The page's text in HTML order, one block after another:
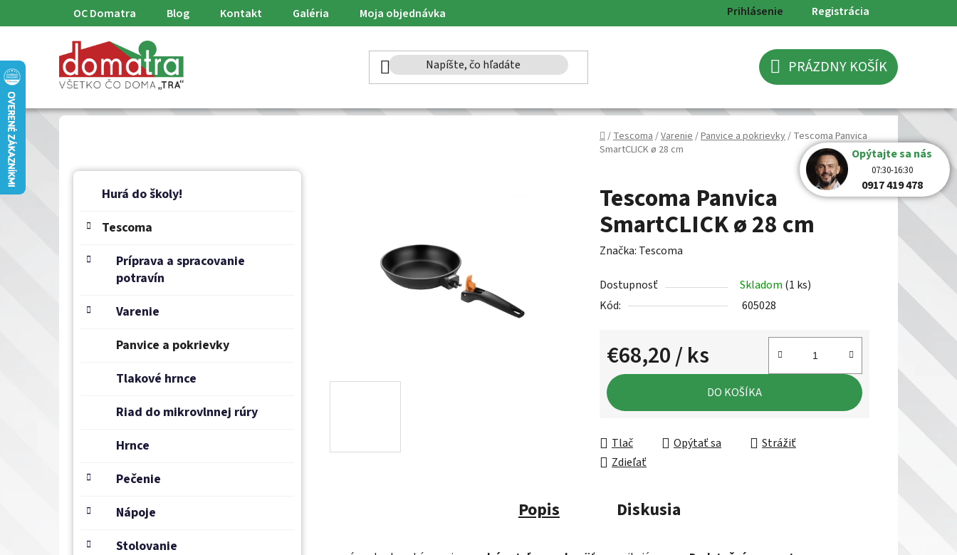
na
OC Domatra Blog Kontakt Galéria Moja objednávka Prihlásenie Registrácia
NÁKUPNÝ
KOŠÍK
PRÁZDNY KOŠÍK
Domov
/Tescoma/Varenie/Panvice a pokrievky/ Tescoma Panvica
SmartCLICK ø 28 cm
B
Preskočiť
kategórie
K
Hurá do školy!
Tescoma
Príprava a spracovanie
potravín
Varenie
Panvice a pokrievky
Tlakové hrnce
Riad do mikrovlnnej rúry
Hrnce
Pečenie
Nápoje
Stolovanie
Tescoma Panvica
SmartCLICK ø 28 cm
Značka: Tescoma
Dostupnosť Skladom (1 ks)
Kód:
605028
€68,20/ ks
Jednotková cena:
DO KOŠÍKA
Tlač Opýtať sa
Strážiť
Zdieľať
Popis Diskusia
Opýtajte sa nás
07:30-16:30
0917 419 478